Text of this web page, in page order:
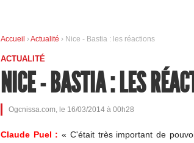
Accueil ›Actualité › Nice - Bastia : les réactions
ACTUALITÉ
NICE - BASTIA : LES
Ogcnissa.com, le 16/03/2014 à 00h28
Claude Puel : « C'était très important de